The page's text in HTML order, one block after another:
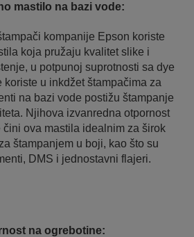
mastilo na bazi vode:
kompanije Epson koriste
koja pružaju kvalitet slike i
u potpunoj suprotnosti sa dye
koriste u inkdžet štampačima za
na bazi vode postižu štampanje
Njihova izvanredna otpornost
čini ova mastila idealnim za širok
štampanjem u boji, kao što su
DMS i jednostavni flajeri.
na ogrebotine: